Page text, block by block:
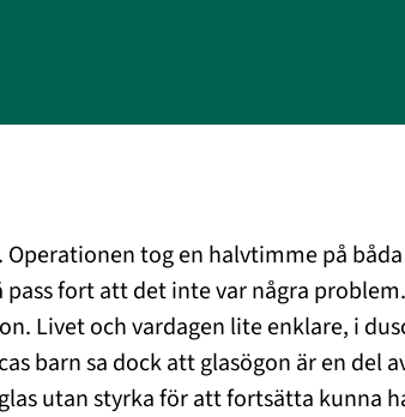
tog en halvtimme på
fort att det inte var några problem.
Livet och vardagen lite enklare, i
barn sa dock att glasögon är en del
utan styrka för att fortsätta kunna